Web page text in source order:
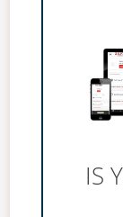
IS